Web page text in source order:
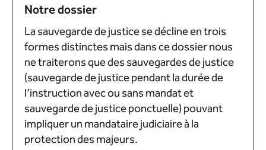
Notre dossier
La sauvegarde de justice se décline en trois
formes distinctes mais dans ce dossier nous
ne traiterons que des sauvegardes de justice
(sauvegarde de justice pendant la durée de
l’instruction avec ou sans mandat et
sauvegarde de justice ponctuelle) pouvant
impliquer un mandataire judiciaire à la
protection des majeurs.